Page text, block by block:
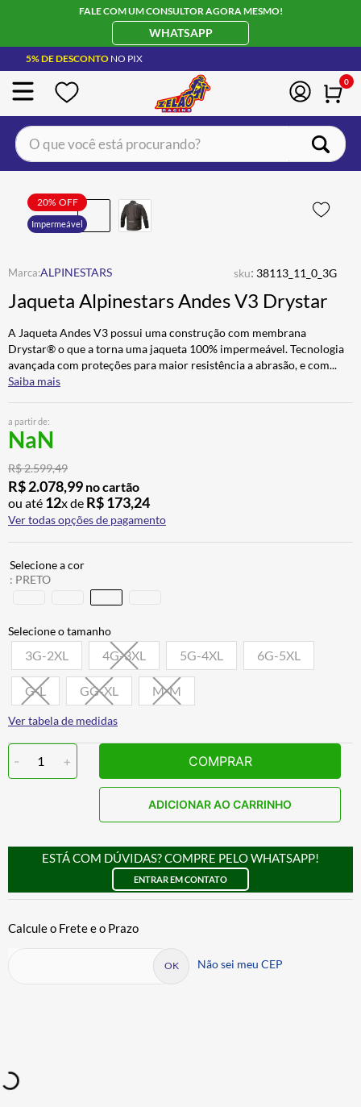
FALE COM UM CONSULTOR AGORA MESMO!
WHATSAPP
5% DE DESCONTO NO PIX
0
O que você está procurando?
20% OFF
Impermeável
ALPINESTARS sku: 38113_11_0_3G
Jaqueta Alpinestars Andes V3 Drystar
A Jaqueta Andes V3 possui uma construção com membrana
Drystar® o que a torna uma jaqueta 100% impermeável. Tecnologia
avançada com proteções para maior resistência a abrasão, e com...
Saiba mais
a partir de:
NaN
R$2.599,49
R$2.078,99 no cartão
ou até 12x de R$173,24
Ver todas opções de pagamento
: PRETO
3G-2XL 4G-3XL 5G-4XL 6G-5XL
G-L GG-XL M-M
Ver tabela de medidas
- 1 + COMPRAR
ADICIONAR AO CARRINHO
ESTÁ COM DÚVIDAS? COMPRE PELO WHATSAPP!
ENTRAR EM CONTATO
Não sei meu CEP
1º CAPACETE LS2
2º BOTA
6º BAU
7º CALÇA
8º ALPINESTAR
9 º